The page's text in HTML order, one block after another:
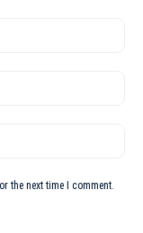
the next time I comment.